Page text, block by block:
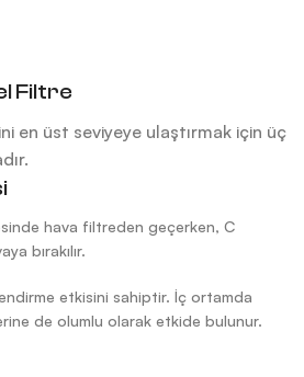
Filtre
en üst seviyeye ulaştırmak için üç
hava filtreden geçerken, C
bırakılır.
etkisini sahiptir. İç ortamda
de olumlu olarak etkide bulunur.